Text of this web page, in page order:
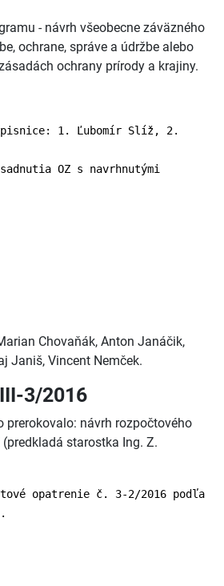
- návrh všeobecne záväzného
ochrane, správe a údržbe alebo
ochrany prírody a krajiny.
1. Ľubomír Slíž, 2.
OZ s navrhnutými
Chovaňák, Anton Janáčik,
Janiš, Vincent Nemček.
3/2016
prerokovalo: návrh rozpočtového
starostka Ing. Z.
opatrenie č. 3-2/2016 podľa